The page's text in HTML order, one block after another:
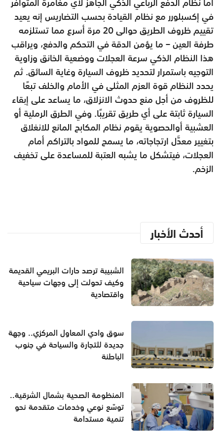
في إكسبلورر مع نظام القيادة بحسب التضاريس إنه يعيد
تقييم ظروف الطريق حوالى 20 مرة أسرع مما تستلزمه
طرفة العين – ما يؤمن الدقة في التحكم والدفع، ويراقب
هذا النظام الذكي سرعة العجلات ووضعية الخانق وزاوية
التوجيه باستمرار لتحديد ظروف السيارة وغاية السائق. ثم
يحدد النظام قوة العزم المثلى في الأمام والخلف تبعًا
للظروف من أجل منع حدوث الانزلاق، ما يساعد على إبقاء
السيارة ثابتة على أي طريق تقريبًا. وفي الطرق الرملية أو
العشبية أوالحصوية يقوم نظام المكابح المانع للانغلاق
بتغيير معدَّل ارتجاجاته، ما يسمح للمواد بالتراكم أمام
العجلات، فيتشكل ما يشبه العتبة للمساعدة على تخفيف
الزخم.
أحدث الأخبار
الشبيبة ترصد حارات البريمي القديمة
وكيف تحولت إلى وجهات سياحية
واقتصادية
سوق وادي المعاول المركزي.. وجهة
جديدة للتجارة والسياحة في جنوب
الباطنة
المنظومة الصحية بشمال الشرقية..
توسّع نوعي وخدمات متقدمة نحو
تنمية مستدامة